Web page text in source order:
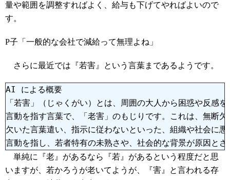
量や範囲を調整すればよく、給与も下げてやればよいので
す。
P子「一般的な会社で減給って無理よね」
さらに最近では『若害』という言葉まであるようです。
AI による概要
「若害」（じゃくがい）とは、周囲の大人から困惑や反感
言動を指す言葉で、「老害」のもじりです。これは、無断欠
欠いた言葉遣い、指示に従わないといった、組織や社会に
単純に『老』があるなら『若』があるという程度だと思
いますが、若かろうが老いてようが、『害』と言われる存